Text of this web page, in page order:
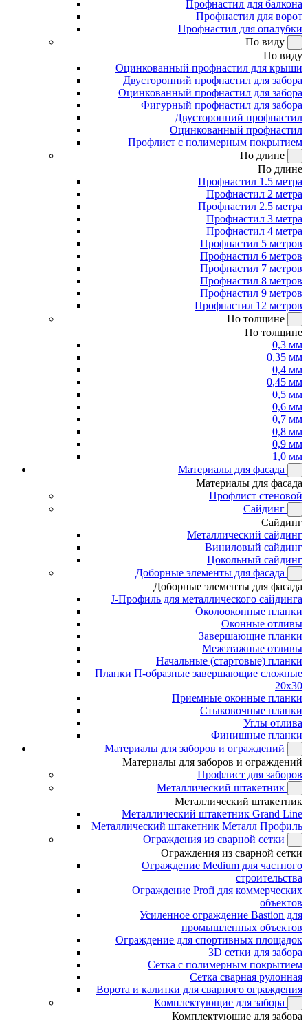
Профнастил для балкона
Профнастил для ворот
Профнастил для опалубки
По виду
По виду
Оцинкованный профнастил для крыши
Двусторонний профнастил для забора
Оцинкованный профнастил для забора
Фигурный профнастил для забора
Двусторонний профнастил
Оцинкованный профнастил
Профлист с полимерным покрытием
По длине
По длине
Профнастил 1.5 метра
Профнастил 2 метра
Профнастил 2.5 метра
Профнастил 3 метра
Профнастил 4 метра
Профнастил 5 метров
Профнастил 6 метров
Профнастил 7 метров
Профнастил 8 метров
Профнастил 9 метров
Профнастил 12 метров
По толщине
По толщине
0,3 мм
0,35 мм
0,4 мм
0,45 мм
0,5 мм
0,6 мм
0,7 мм
0,8 мм
0,9 мм
1,0 мм
Материалы для фасада
Материалы для фасада
Профлист стеновой
Сайдинг
Сайдинг
Металлический сайдинг
Виниловый сайдинг
Цокольный сайдинг
Доборные элементы для фасада
Доборные элементы для фасада
J-Профиль для металлического сайдинга
Околооконные планки
Оконные отливы
Завершающие планки
Межэтажные отливы
Начальные (стартовые) планки
Планки П-образные завершающие сложные
20x30
Приемные оконные планки
Стыковочные планки
Углы отлива
Финишные планки
Материалы для заборов и ограждений
Материалы для заборов и ограждений
Профлист для заборов
Металлический штакетник
Металлический штакетник
Металлический штакетник Grand Line
Металлический штакетник Металл Профиль
Ограждения из сварной сетки
Ограждения из сварной сетки
Ограждение Medium для частного
строительства
Ограждение Profi для коммерческих
объектов
Усиленное ограждение Bastion для
промышленных объектов
Ограждение для спортивных площадок
3D сетки для забора
Сетка с полимерным покрытием
Сетка сварная рулонная
Ворота и калитки для сварного ограждения
Комплектующие для забора
Комплектующие для забора